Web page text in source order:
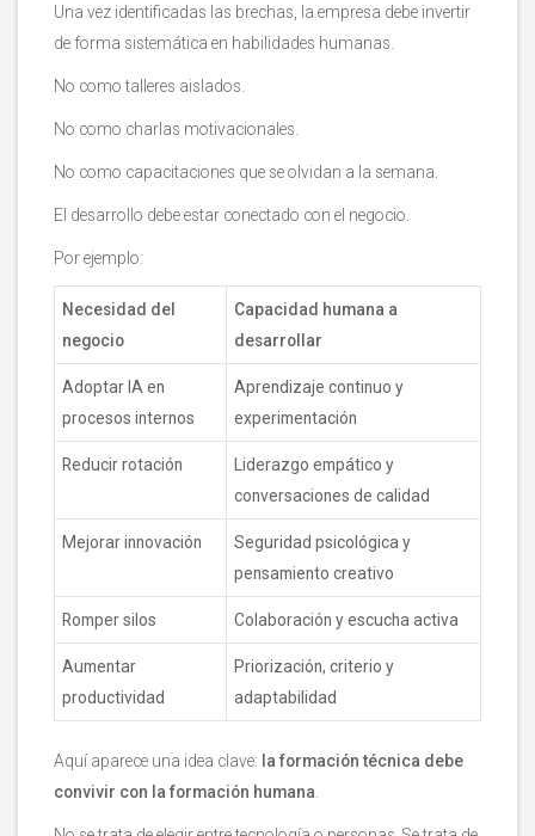
Una vez identificadas las brechas, la empresa debe invertir
de forma sistemática en habilidades humanas.
No como talleres aislados.
No como charlas motivacionales.
No como capacitaciones que se olvidan a la semana.
El desarrollo debe estar conectado con el negocio.
Por ejemplo:
Necesidad del
negocio
Capacidad humana a
desarrollar
Adoptar IA en
procesos internos
Aprendizaje continuo y
experimentación
Reducir rotación
Liderazgo empático y
conversaciones de calidad
Mejorar innovación
Seguridad psicológica y
pensamiento creativo
Romper silos Colaboración y escucha activa
Aumentar
productividad
Priorización, criterio y
adaptabilidad
Aquí aparece una idea clave: la formación técnica debe
convivir con la formación humana.